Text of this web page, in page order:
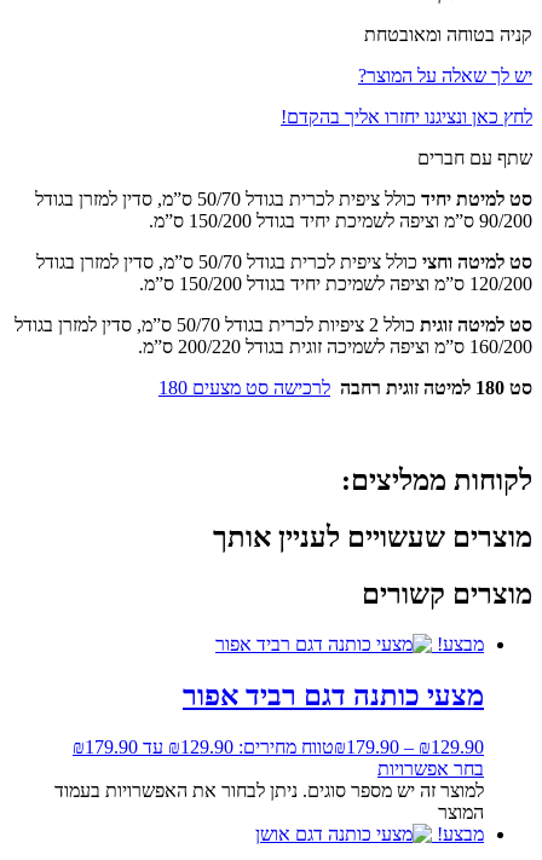
קניה בטוחה ומאובטחת
יש לך שאלה על המוצר?
לחץ כאן ונציגנו יחזרו אליך בהקדם!
שתף עם חברים
סט למיטת יחיד
כולל ציפית לכרית בגודל 50/70 ס”מ, סדין למזרן בגודל
90/200 ס”מ וציפה לשמיכת יחיד בגודל 150/200 ס”מ.
סט למיטה וחצי
כולל ציפית לכרית בגודל 50/70 ס”מ, סדין למזרן בגודל
120/200 ס”מ וציפה לשמיכת יחיד בגודל 150/200 ס”מ.
סט למיטה זוגית
כולל 2 ציפיות לכרית בגודל 50/70 ס”מ, סדין למזרן בגודל
160/200 ס”מ וציפה לשמיכה זוגית בגודל 200/220 ס”מ.
סט 180 למיטה זוגית רחבה
לרכישה סט מצעים 180
לקוחות ממליצים:
מוצרים שעשויים לעניין אותך
מוצרים קשורים
מבצע!
מצעי כותנה דגם רביד אפור
₪129.90
–
₪179.90
טווח מחירים: ⁦₪129.90⁩ עד ⁦₪179.90⁩
בחר אפשרויות
למוצר זה יש מספר סוגים. ניתן לבחור את האפשרויות בעמוד
המוצר
מבצע!